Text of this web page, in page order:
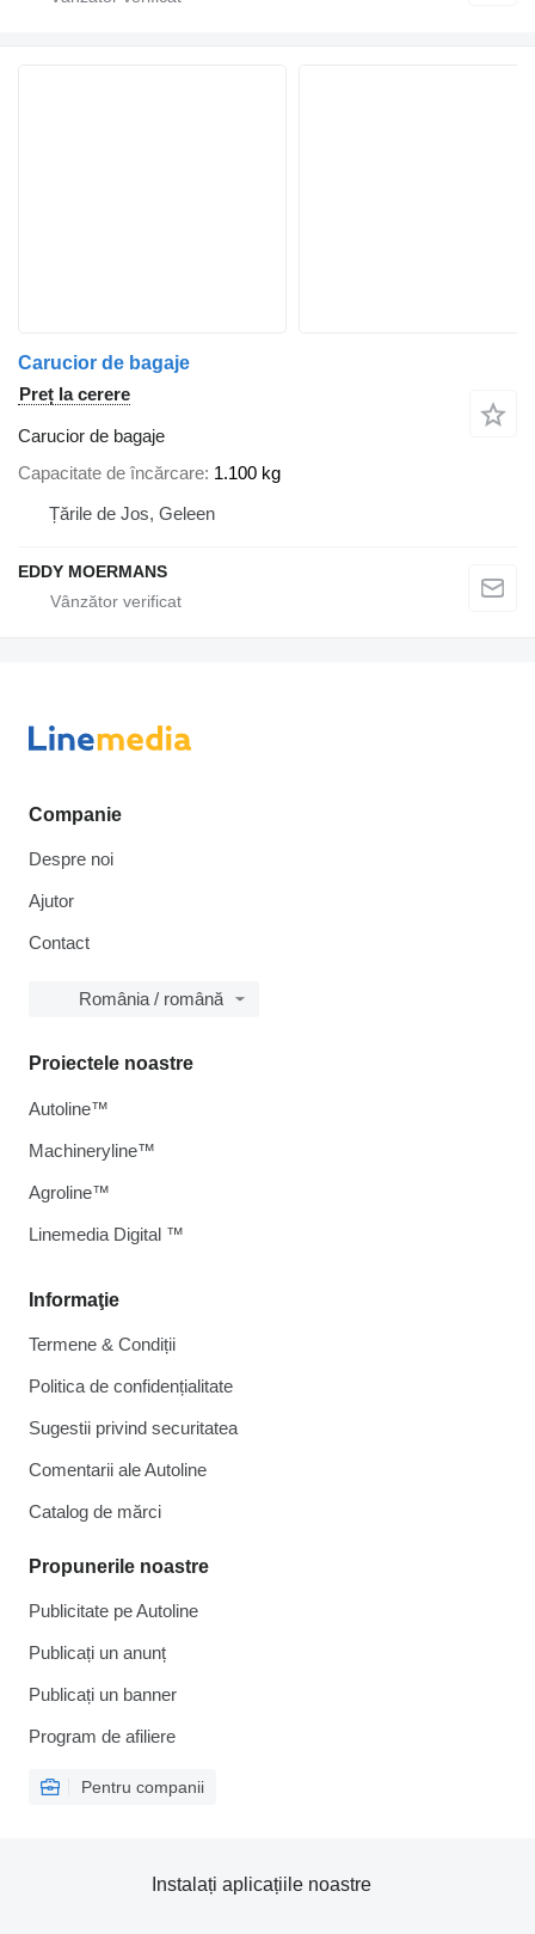
Carucior de bagaje
Preț la cerere
Carucior de bagaje
Capacitate de încărcare 1.100 kg
Țările de Jos, Geleen
EDDY MOERMANS
Companie
Despre noi
Ajutor
Contact
România / română
Informaţie
Termene & Condiții
Politica de confidențialitate
Sugestii privind securitatea
Comentarii ale Autoline
Catalog de mărcі
Propunerile noastre
Publicitate pe Autoline
Publicați un anunț
Publicați un banner
Program de afiliere
Pentru companii
Proiectele noastre
Autoline™
Machineryline™
Agroline™
Linemedia Digital ™
Instalați aplicațiile noastre